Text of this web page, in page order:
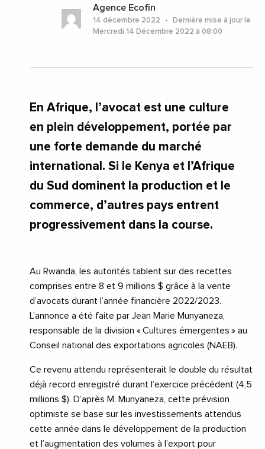
Agence Ecofin
14 décembre 2022
Dernière mise à jour le
Mercredi 14 Décembre 2022 à 08:00
En Afrique, l’avocat est une culture
en plein développement, portée par
une forte demande du marché
international. Si le Kenya et l’Afrique
du Sud dominent la production et le
commerce, d’autres pays entrent
progressivement dans la course.
Au Rwanda, les autorités tablent sur des recettes
comprises entre 8 et 9 millions $ grâce à la vente
d’avocats durant l’année financière 2022/2023.
L’annonce a été faite par Jean Marie Munyaneza,
responsable de la division « Cultures émergentes » au
Conseil national des exportations agricoles (NAEB).
Ce revenu attendu représenterait le double du résultat
déjà record enregistré durant l’exercice précédent (4,5
millions $). D’après M. Munyaneza, cette prévision
optimiste se base sur les investissements attendus
cette année dans le développement de la production
et l’augmentation des volumes à l’export pour